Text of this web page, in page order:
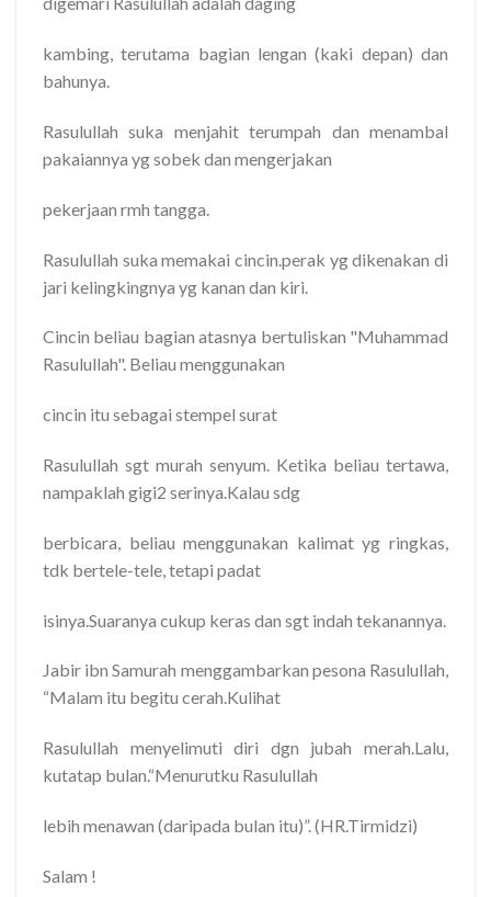
kambing, terutama bagian lengan (kaki depan) dan
bahunya.
Rasulullah suka menjahit terumpah dan menambal
pakaiannya yg sobek dan mengerjakan
pekerjaan rmh tangga.
Rasulullah suka memakai cincin.perak yg dikenakan di
jari kelingkingnya yg kanan dan kiri.
Cincin beliau bagian atasnya bertuliskan "Muhammad
Rasulullah". Beliau menggunakan
cincin itu sebagai stempel surat
Rasulullah sgt murah senyum. Ketika beliau tertawa,
nampaklah gigi2 serinya.Kalau sdg
berbicara, beliau menggunakan kalimat yg ringkas,
tdk bertele-tele, tetapi padat
isinya.Suaranya cukup keras dan sgt indah tekanannya.
Jabir ibn Samurah menggambarkan pesona Rasulullah,
“Malam itu begitu cerah.Kulihat
Rasulullah menyelimuti diri dgn jubah merah.Lalu,
kutatap bulan.“Menurutku Rasulullah
lebih menawan (daripada bulan itu)”. (HR.Tirmidzi)
Salam !